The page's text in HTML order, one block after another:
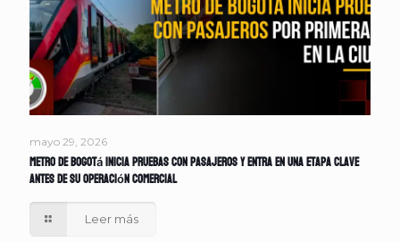
mayo 29, 2026
Metro de Bogotá inicia pruebas con pasajeros y entra en una etapa clave
antes de su operación comercial
Leer más